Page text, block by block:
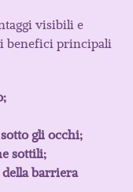
visibili e
i benefici principali
gli occhi;
sottili;
barriera